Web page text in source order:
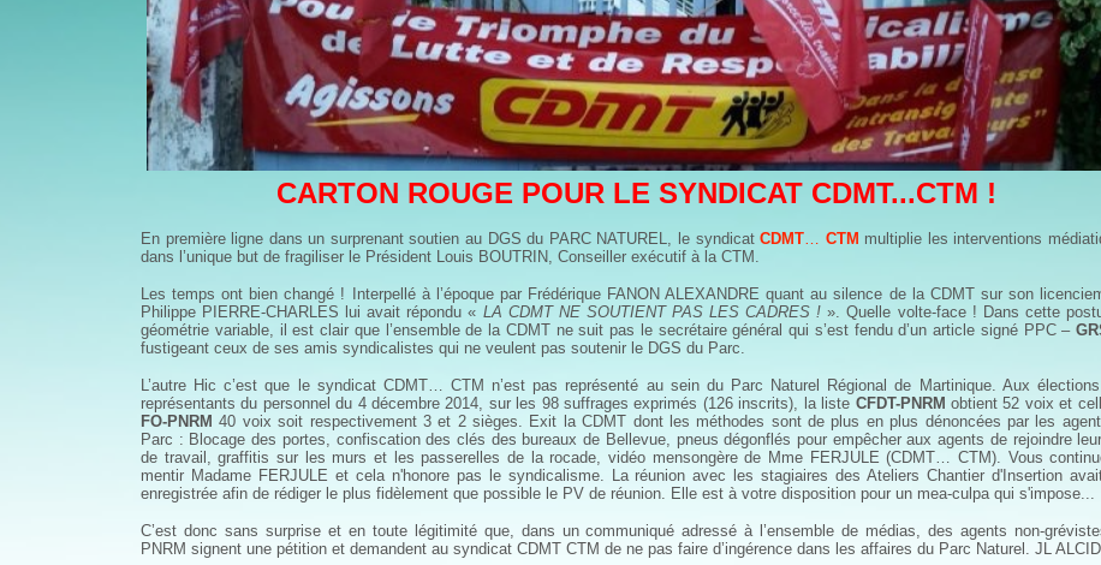
CARTON ROUGE POUR LE SYNDICAT CDMT...CTM !
En première ligne dans un surprenant soutien au DGS du PARC NATUREL, le syndicatCDMT… CTM multiplie les interventions
dans l’unique but de fragiliser le Président Louis BOUTRIN, Conseiller exécutif à la CTM.
Les temps ont bien changé ! Interpellé à l’époque par Frédérique FANON ALEXANDRE quant au silence de la CDMT sur son
Philippe PIERRE-CHARLES lui avait répondu « LA CDMT NE SOUTIENT PAS LES CADRES !». Quelle volte-face ! Dans cette
géométrie variable, il est clair que l’ensemble de la CDMT ne suit pas le secrétaire général qui s’est fendu d’un article signé PPC –
fustigeant ceux de ses amis syndicalistes qui ne veulent pas soutenir le DGS du Parc.
L’autre Hic c’est que le syndicat CDMT… CTM n’est pas représenté au sein du Parc Naturel Régional de Martinique. Aux
représentants du personnel du 4 décembre 2014, sur les 98 suffrages exprimés (126 inscrits), la liste CFDT-PNRM obtient 52 voix et
FO-PNRM 40 voix soit respectivement 3 et 2 sièges. Exit la CDMT dont les méthodes sont de plus en plus dénoncées par les
Parc : Blocage des portes, confiscation des clés des bureaux de Bellevue, pneus dégonflés pour empêcher aux agents de rejoindre
de travail, graffitis sur les murs et les passerelles de la rocade, vidéo mensongère de Mme FERJULE (CDMT… CTM). Vous
mentir Madame FERJULE et cela n'honore pas le syndicalisme. La réunion avec les stagiaires des Ateliers Chantier d'Insertion
enregistrée afin de rédiger le plus fidèlement que possible le PV de réunion. Elle est à votre disposition pour un mea-culpa qui s'impose...
C’est donc sans surprise et en toute légitimité que, dans un communiqué adressé à l’ensemble de médias, des agents non-
PNRM signent une pétition et demandent au syndicat CDMT CTM de ne pas faire d’ingérence dans les affaires du Parc Naturel. JL